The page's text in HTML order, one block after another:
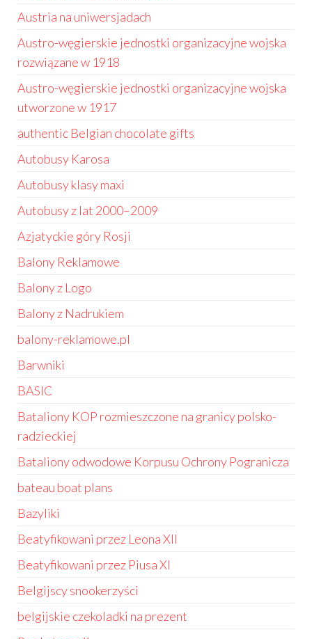
Austria na uniwersjadach
Austro-węgierskie jednostki organizacyjne wojska
rozwiązane w 1918
Austro-węgierskie jednostki organizacyjne wojska
utworzone w 1917
authentic Belgian chocolate gifts
Autobusy Karosa
Autobusy klasy maxi
Autobusy z lat 2000–2009
Azjatyckie góry Rosji
Balony Reklamowe
Balony z Logo
Balony z Nadrukiem
balony-reklamowe.pl
Barwniki
BASIC
Bataliony KOP rozmieszczone na granicy polsko-
radzieckiej
Bataliony odwodowe Korpusu Ochrony Pogranicza
bateau boat plans
Bazyliki
Beatyfikowani przez Leona XII
Beatyfikowani przez Piusa XI
Belgijscy snookerzyści
belgijskie czekoladki na prezent